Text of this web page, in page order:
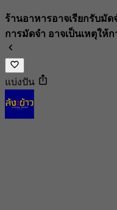
ร้านอาหารอาจเรียกรับมั
การมัดจำ อาจเป็นเหตุให้
แบ่งปัน